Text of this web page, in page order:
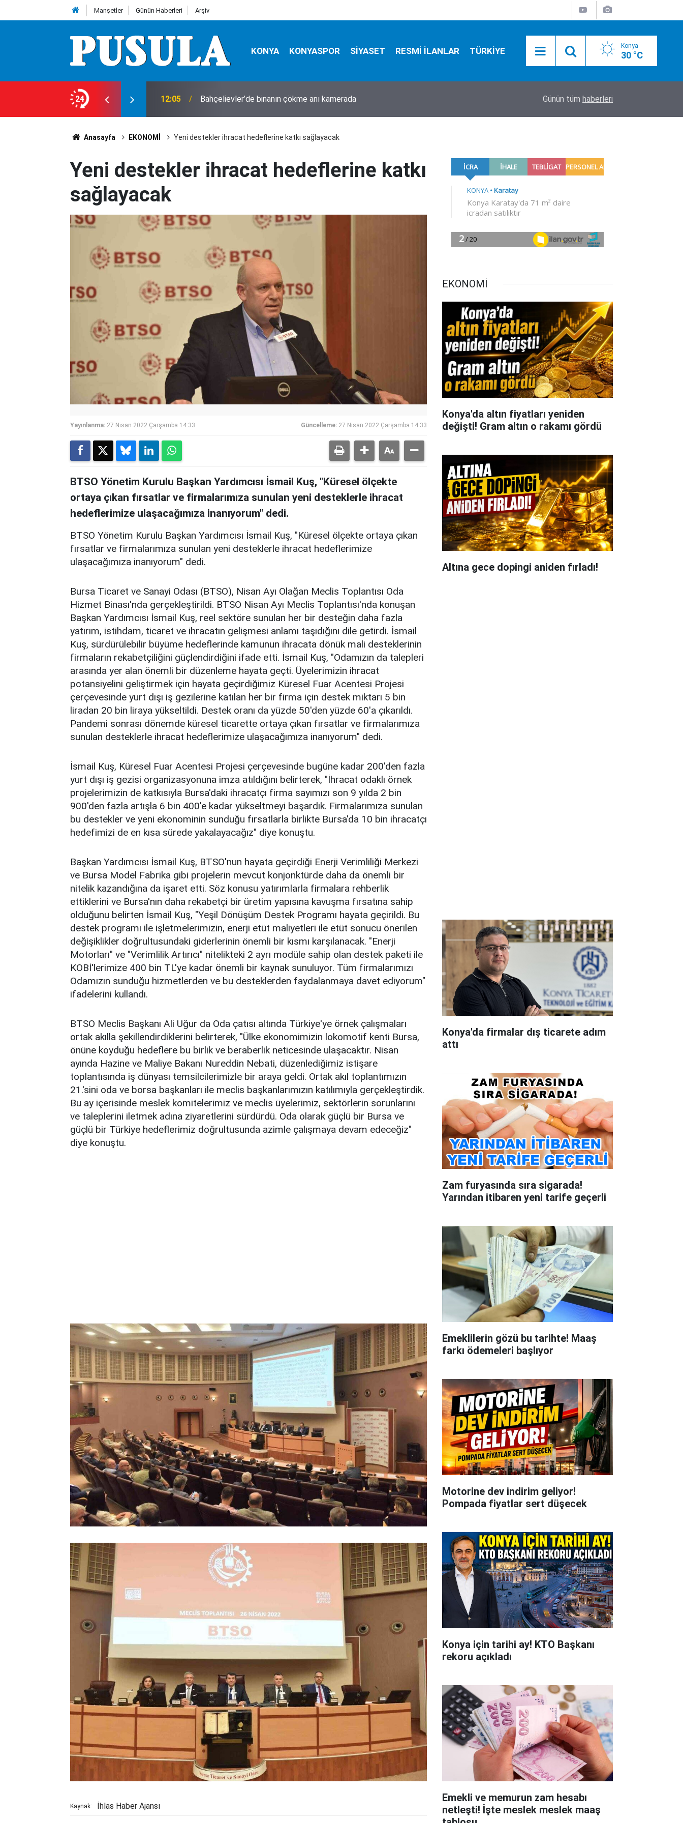
Manşetler Günün Haberleri Arşiv
KONYA KONYASPOR SİYASET RESMİ İLANLAR TÜRKİYE Konya
30 °C
24 12:05 Bahçelievler’de binanın çökme anı kamerada Dehşete düşüren olay! Çocukların kavgası
Günün tüm haberleri
Anasayfa EKONOMİ Yeni destekler ihracat hedeflerine katkı sağlayacak
Yeni destekler ihracat hedeflerine katkı
sağlayacak
Yayınlanma: 27 Nisan 2022 Çarşamba 14:33 Güncelleme: 27 Nisan 2022 Çarşamba 14:33
BTSO Yönetim Kurulu Başkan Yardımcısı İsmail Kuş, "Küresel ölçekte
ortaya çıkan fırsatlar ve firmalarımıza sunulan yeni desteklerle ihracat
hedeflerimize ulaşacağımıza inanıyorum" dedi.
BTSO Yönetim Kurulu Başkan Yardımcısı İsmail Kuş, "Küresel ölçekte ortaya çıkan
fırsatlar ve firmalarımıza sunulan yeni desteklerle ihracat hedeflerimize
ulaşacağımıza inanıyorum" dedi.
Bursa Ticaret ve Sanayi Odası (BTSO), Nisan Ayı Olağan Meclis Toplantısı Oda
Hizmet Binası'nda gerçekleştirildi. BTSO Nisan Ayı Meclis Toplantısı'nda konuşan
Başkan Yardımcısı İsmail Kuş, reel sektöre sunulan her bir desteğin daha fazla
yatırım, istihdam, ticaret ve ihracatın gelişmesi anlamı taşıdığını dile getirdi. İsmail
Kuş, sürdürülebilir büyüme hedeflerinde kamunun ihracata dönük mali desteklerinin
firmaların rekabetçiliğini güçlendirdiğini ifade etti. İsmail Kuş, "Odamızın da talepleri
arasında yer alan önemli bir düzenleme hayata geçti. Üyelerimizin ihracat
potansiyelini geliştirmek için hayata geçirdiğimiz Küresel Fuar Acentesi Projesi
çerçevesinde yurt dışı iş gezilerine katılan her bir firma için destek miktarı 5 bin
liradan 20 bin liraya yükseltildi. Destek oranı da yüzde 50'den yüzde 60'a çıkarıldı.
Pandemi sonrası dönemde küresel ticarette ortaya çıkan fırsatlar ve firmalarımıza
sunulan desteklerle ihracat hedeflerimize ulaşacağımıza inanıyorum" dedi.
İsmail Kuş, Küresel Fuar Acentesi Projesi çerçevesinde bugüne kadar 200'den fazla
yurt dışı iş gezisi organizasyonuna imza atıldığını belirterek, "İhracat odaklı örnek
projelerimizin de katkısıyla Bursa'daki ihracatçı firma sayımızı son 9 yılda 2 bin
900'den fazla artışla 6 bin 400'e kadar yükseltmeyi başardık. Firmalarımıza sunulan
bu destekler ve yeni ekonominin sunduğu fırsatlarla birlikte Bursa'da 10 bin ihracatçı
hedefimizi de en kısa sürede yakalayacağız" diye konuştu.
Başkan Yardımcısı İsmail Kuş, BTSO'nun hayata geçirdiği Enerji Verimliliği Merkezi
ve Bursa Model Fabrika gibi projelerin mevcut konjonktürde daha da önemli bir
nitelik kazandığına da işaret etti. Söz konusu yatırımlarla firmalara rehberlik
ettiklerini ve Bursa'nın daha rekabetçi bir üretim yapısına kavuşma fırsatına sahip
olduğunu belirten İsmail Kuş, "Yeşil Dönüşüm Destek Programı hayata geçirildi. Bu
destek programı ile işletmelerimizin, enerji etüt maliyetleri ile etüt sonucu önerilen
değişiklikler doğrultusundaki giderlerinin önemli bir kısmı karşılanacak. "Enerji
Motorları" ve "Verimlilik Artırıcı" nitelikteki 2 ayrı modüle sahip olan destek paketi ile
KOBİ'lerimize 400 bin TL'ye kadar önemli bir kaynak sunuluyor. Tüm firmalarımızı
Odamızın sunduğu hizmetlerden ve bu desteklerden faydalanmaya davet ediyorum"
ifadelerini kullandı.
BTSO Meclis Başkanı Ali Uğur da Oda çatısı altında Türkiye'ye örnek çalışmaları
ortak akılla şekillendirdiklerini belirterek, "Ülke ekonomimizin lokomotif kenti Bursa,
önüne koyduğu hedeflere bu birlik ve beraberlik neticesinde ulaşacaktır. Nisan
ayında Hazine ve Maliye Bakanı Nureddin Nebati, düzenlediğimiz istişare
toplantısında iş dünyası temsilcilerimizle bir araya geldi. Ortak akıl toplantımızın
21.'sini oda ve borsa başkanları ile meclis başkanlarımızın katılımıyla gerçekleştirdik.
Bu ay içerisinde meslek komitelerimiz ve meclis üyelerimiz, sektörlerin sorunlarını
ve taleplerini iletmek adına ziyaretlerini sürdürdü. Oda olarak güçlü bir Bursa ve
güçlü bir Türkiye hedeflerimiz doğrultusunda azimle çalışmaya devam edeceğiz"
diye konuştu.
Kaynak: İhlas Haber Ajansı
EKONOMİ
Konya'da altın fiyatları yeniden
değişti! Gram altın o rakamı gördü
Altına gece dopingi aniden fırladı!
Konya'da firmalar dış ticarete adım
attı
Zam furyasında sıra sigarada!
Yarından itibaren yeni tarife geçerli
Emeklilerin gözü bu tarihte! Maaş
farkı ödemeleri başlıyor
Motorine dev indirim geliyor!
Pompada fiyatlar sert düşecek
Konya için tarihi ay! KTO Başkanı
rekoru açıkladı
Emekli ve memurun zam hesabı
netleşti! İşte meslek meslek maaş